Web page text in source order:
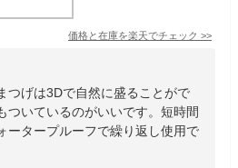
価格と在庫を楽天でチェック >>
つげは3Dで自然に盛ることがで
ついているのがいいです。短時間
ータープルーフで繰り返し使用で